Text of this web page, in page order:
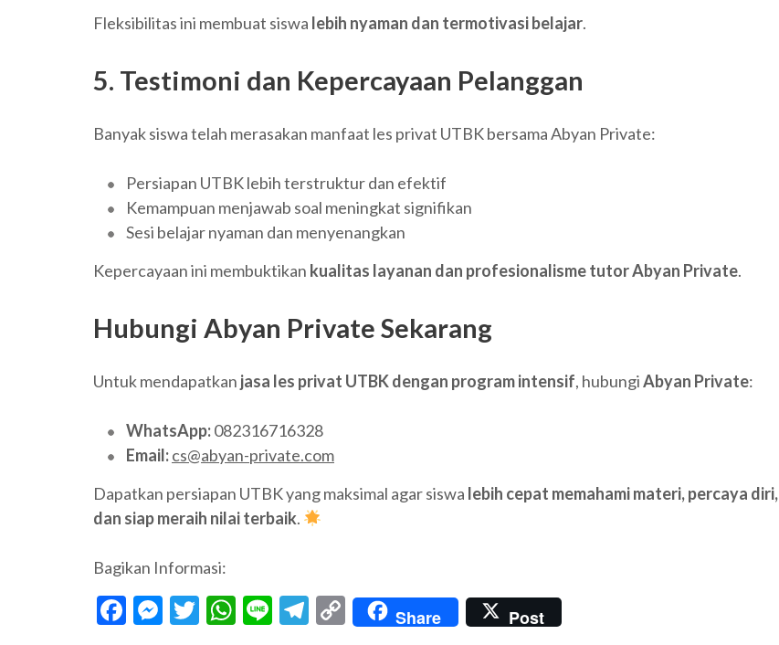
Fleksibilitas ini membuat siswa lebih nyaman dan termotivasi belajar.
5. Testimoni dan Kepercayaan Pelanggan
Banyak siswa telah merasakan manfaat les privat UTBK bersama Abyan Private:
Persiapan UTBK lebih terstruktur dan efektif
Kemampuan menjawab soal meningkat signifikan
Sesi belajar nyaman dan menyenangkan
Kepercayaan ini membuktikan kualitas layanan dan profesionalisme tutor Abyan Private.
Hubungi Abyan Private Sekarang
Untuk mendapatkan jasa les privat UTBK dengan program intensif, hubungiAbyan Private:
WhatsApp:082316716328
Email:cs@abyan-private.com
Dapatkan persiapan UTBK yang maksimal agar siswa lebih cepat memahami materi, percaya diri,
dan siap meraih nilai terbaik.
Bagikan Informasi:
Facebook
Messenger
Twitter
WhatsApp
LineTelegram
CopyShare Post